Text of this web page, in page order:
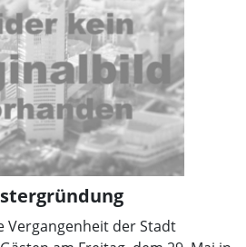
Vergangenheit der Stadt